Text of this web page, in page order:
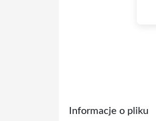
Informacje o pliku